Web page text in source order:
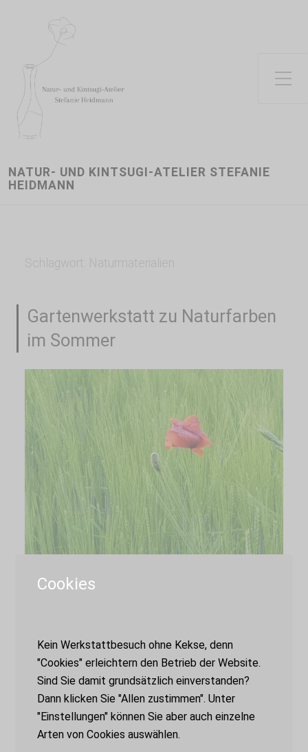
Toggle Side Menu
NATUR- UND KINTSUGI-ATELIER STEFANIE
HEIDMANN
Schlagwort: Naturmaterialien
Gartenwerkstatt zu Naturfarben
im Sommer
Keine Angst, sie beißen nicht! Seit Mittwoch
Immer sind auch Anteile von anderen
Farben enthalten, manchmal sogar aus
dem Komplementärbereich. Deshalb wirken
in der Natur sogar solche Farben
harmonisch miteinander, die auf einem
Pullover vielleicht das Auge reizen würden.
Cookies
Kein Werkstattbesuch ohne Kekse, denn
"Cookies" erleichtern den Betrieb der Website.
Sind Sie damit grundsätzlich einverstanden?
Dann klicken Sie "Allen zustimmen". Unter
"Einstellungen" können Sie aber auch einzelne
Arten von Cookies auswählen.